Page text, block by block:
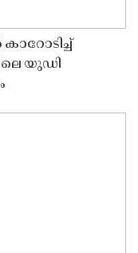
യുഡി